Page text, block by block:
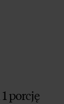
porcję